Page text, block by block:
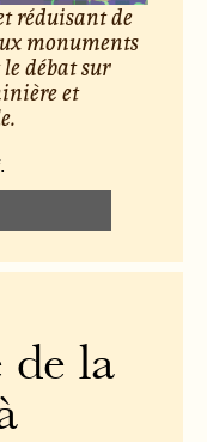
réduisant de
monuments
débat sur
et
de la